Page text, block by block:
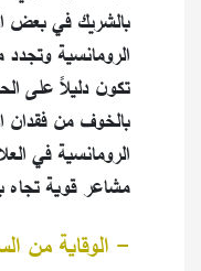
بالشريك في بعض
الرومانسية
تكون دليلاً على
بالخوف من فقدان
الرومانسية في
مشاعر قوية
- الوقاية من